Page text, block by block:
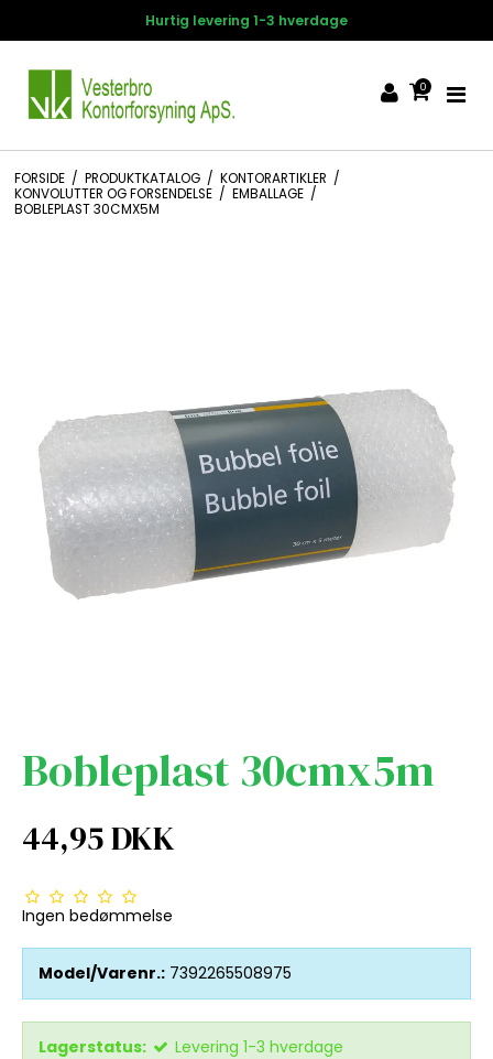
Hurtig levering 1-3 hverdage
0
FORSIDE / PRODUKTKATALOG / KONTORARTIKLER /
KONVOLUTTER OG FORSENDELSE / EMBALLAGE /
BOBLEPLAST 30CMX5M
Bobleplast 30cmx5m
44,95 DKK
Ingen bedømmelse
Model/Varenr.: 7392265508975
Lagerstatus: Levering 1-3 hverdage